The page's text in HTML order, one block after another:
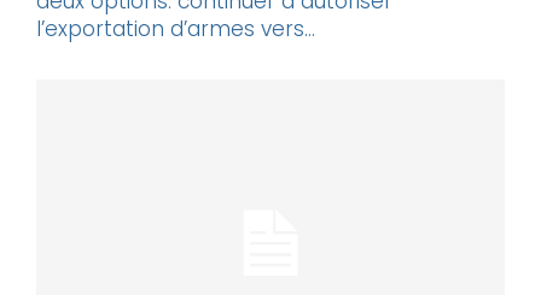
l’exportation d’armes vers...